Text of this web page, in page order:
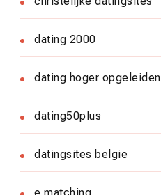
dating 2000
dating hoger opgeleiden
dating50plus
datingsites belgie